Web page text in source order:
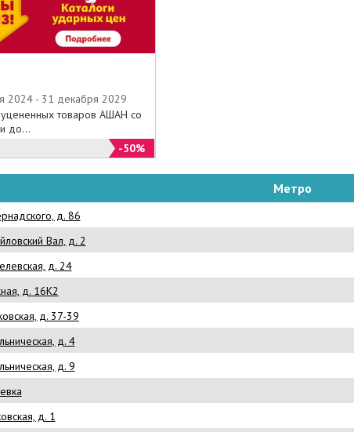
2024 - 31 декабря 2029
уцененных товаров АШАН со
до...
-50%
Метро
д. 86
Вал, д. 2
д. 24
д. 16К2
д. 37-39
д. 4
д. 9
д. 1